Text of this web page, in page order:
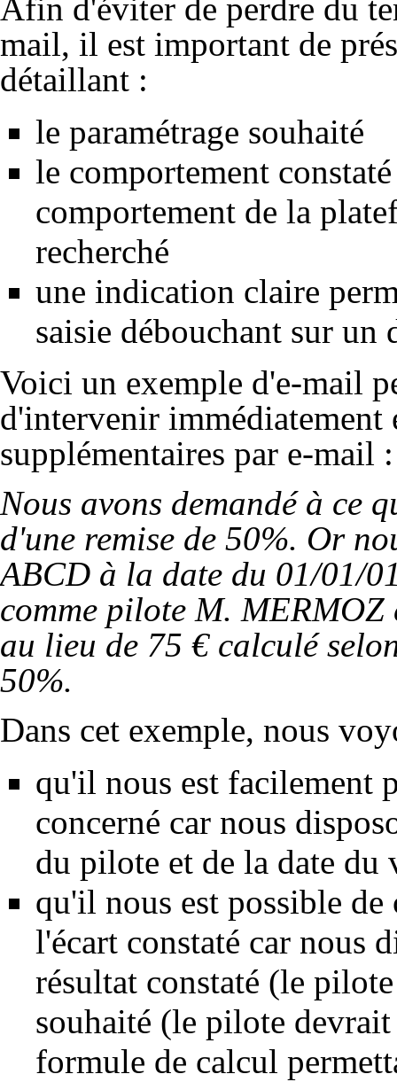
Afin d'éviter de perdre du
mail, il est important de
détaillant :
le paramétrage souhaité
le comportement
comportement de la
recherché
une indication claire
saisie débouchant sur un
Voici un exemple d'e-mail
d'intervenir immédiatement
supplémentaires par e-mail :
Nous avons demandé à ce
d'une remise de 50%. Or
ABCD à la date du 01/01/
comme pilote M. MERMOZ
au lieu de 75 € calculé
50%.
Dans cet exemple, nous
qu'il nous est facilement
concerné car nous
du pilote et de la date du
qu'il nous est possible
l'écart constaté car nous
résultat constaté (le
souhaité (le pilote
formule de calcul